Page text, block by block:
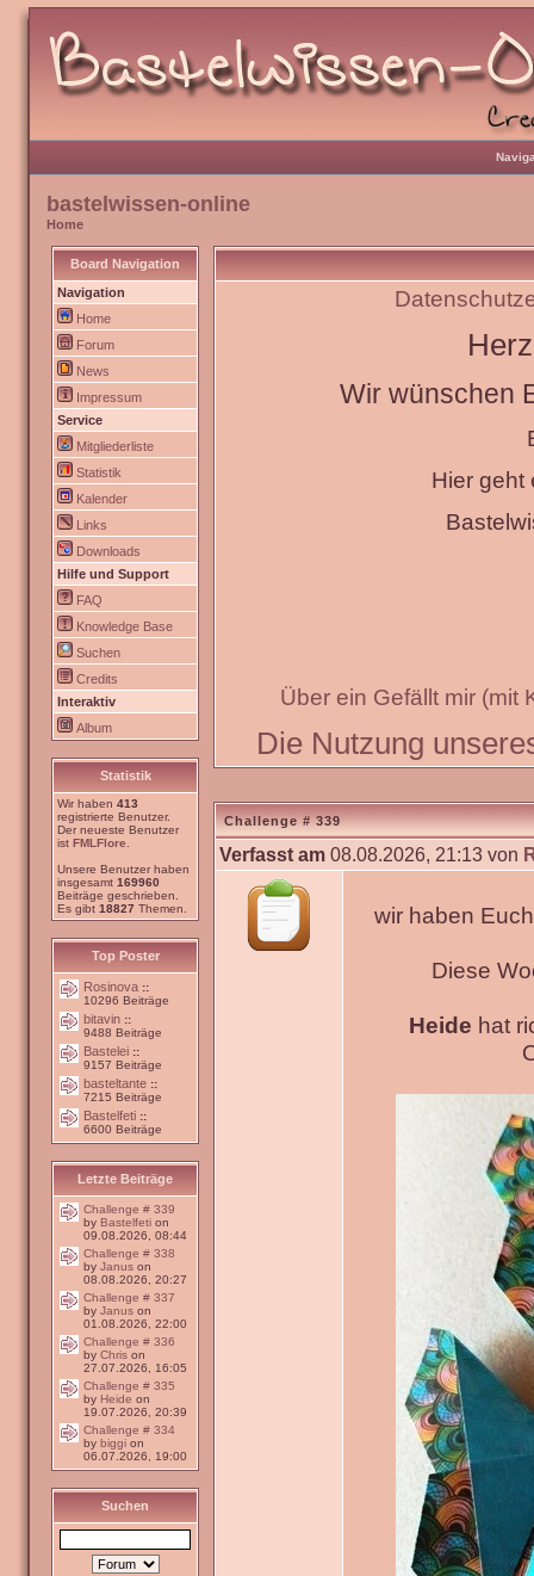
bastelwissen-online
Home
Board Navigation
Navigation
Home
Forum
News
Impressum
Service
Mitgliederliste
Statistik
Kalender
Links
Downloads
Hilfe und Support
FAQ
Knowledge Base
Suchen
Credits
Interaktiv
Album
Statistik
Wir haben 413
registrierte Benutzer.
Der neueste Benutzer
ist FMLFlore
Unsere Benutzer haben
insgesamt 169960
Beiträge geschrieben.
Es gibt 18827 Themen.
Top Poster
Rosinova ::
10296 Beiträge
bitavin ::
9488 Beiträge
Bastelei ::
9157 Beiträge
basteltante ::
7215 Beiträge
Bastelfeti ::
6600 Beiträge
Letzte Beiträge
Challenge # 339
by Bastelfeti on
09.08.2026, 08:44
Challenge # 338
by Janus on
08.08.2026, 20:27
Challenge # 337
by Janus on
01.08.2026, 22:00
Challenge # 336
by Chris on
27.07.2026, 16:05
Challenge # 335
by Heide on
19.07.2026, 20:39
Challenge # 334
by biggi on
06.07.2026, 19:00
Suchen
Wir wünschen
Hier geht
Über ein Gefällt mir (mit
Die Nutzung
Challenge # 339
Verfasst am 08.08.2026, 21:13 von
wir haben
Diese
Heide hat